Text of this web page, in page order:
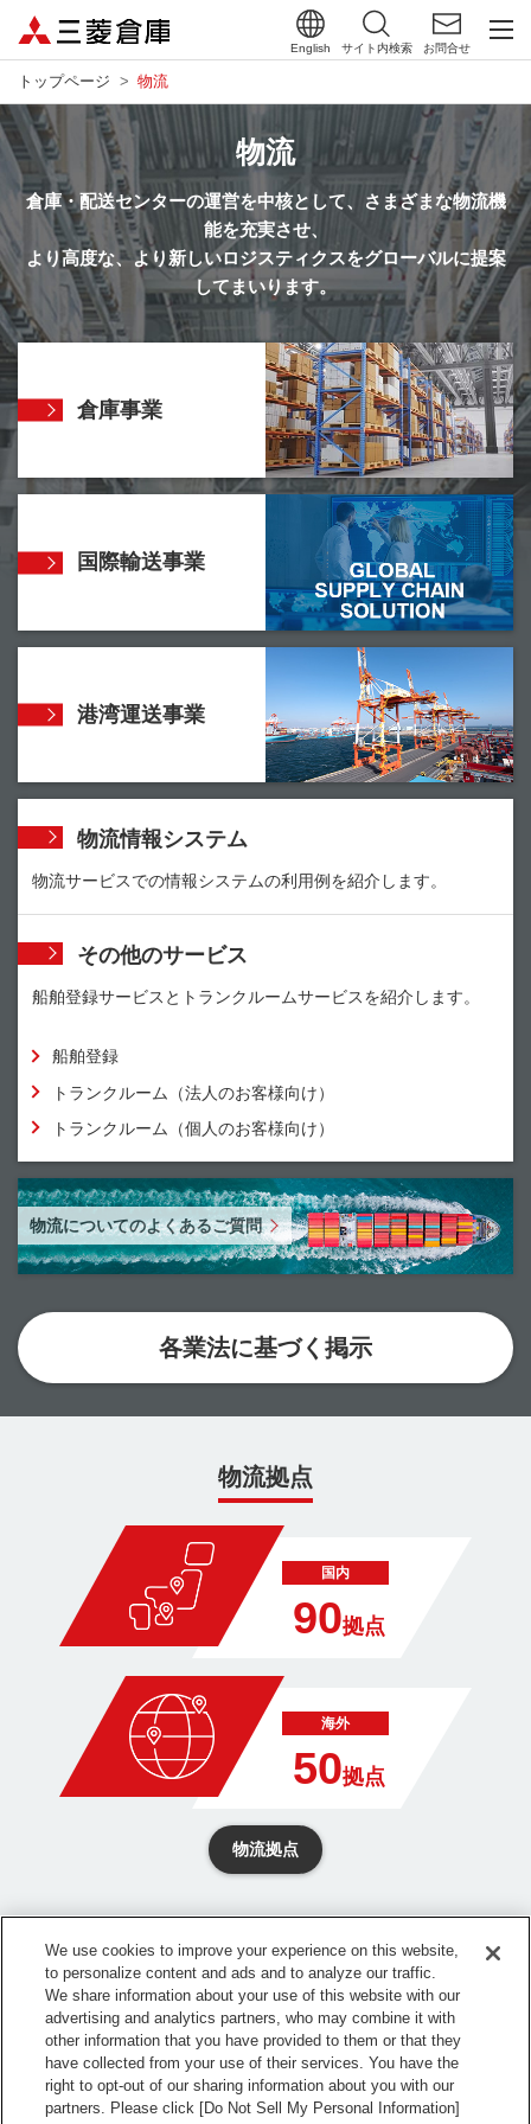
English サイト内検索 お問合せ
トップページ 物流
物流
倉庫・配送センターの運営を中核として、さまざまな物流機
能を充実させ、
より高度な、より新しいロジスティクスをグローバルに提案
してまいります。
倉庫事業
国際輸送事業
港湾運送事業
物流情報システム
物流サービスでの情報システムの利用例を紹介します。
その他のサービス
船舶登録サービスとトランクルームサービスを紹介します。
船舶登録
トランクルーム（法人のお客様向け）
トランクルーム（個人のお客様向け）
物流についてのよくあるご質問
各業法に基づく掲示
物流拠点
国内
90拠点
海外
50拠点
物流拠点
物流用語集
サイトマップ
当ホームページのご利用にあたっ
て
電子公告
We use cookies to improve your experience on this website,
to personalize content and ads and to analyze our traffic.
We share information about your use of this website with our
advertising and analytics partners, who may combine it with
other information that you have provided to them or that they
have collected from your use of their services. You have the
right to opt-out of our sharing information about you with our
partners. Please click [Do Not Sell My Personal Information]